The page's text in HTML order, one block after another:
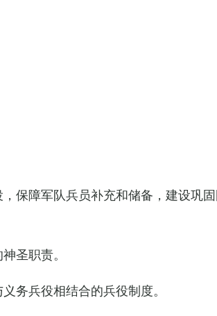
保障军队兵员补充和储备，建设巩
圣职责。
务兵役相结合的兵役制度。